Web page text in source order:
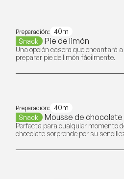
Preparación: 40m
Snack
Pie de limón
Una opción casera que encantará
preparar pie de limón fácilmente.
Preparación: 40m
Snack
Mousse de chocolate
Perfecta para cualquier momento
chocolate sorprende por su